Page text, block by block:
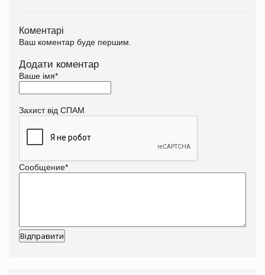
Коментарі
Ваш коментар буде першим.
Додати коментар
Ваше імя*
Захист від СПАМ
Сообщение*